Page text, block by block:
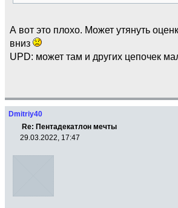
А вот это плохо. Может утянуть
вниз
UPD: может там и других цепочек
Dmitriy40
Re: Пентадекатлон мечты
29.03.2022, 17:47